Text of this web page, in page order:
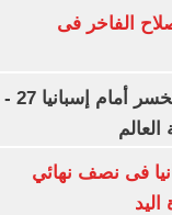
الفاخر فى
منتخب ناشئات كرة اليد يخسر أمام إسبانيا 27 -
فى نصف نهائي